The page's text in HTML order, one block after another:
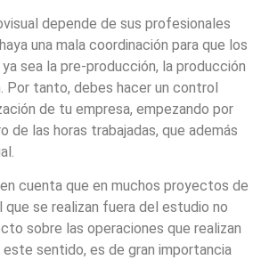
depende de sus profesionales
una mala coordinación para que los
sea la pre-producción, la producción
Por tanto, debes hacer un control
de tu empresa, empezando por
de las horas trabajadas, que además
cuenta que en muchos proyectos de
que se realizan fuera del estudio no
sobre las operaciones que realizan
este sentido, es de gran importancia